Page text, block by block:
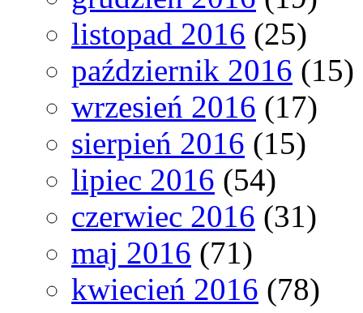
listopad 2016 (25)
październik 2016 (15)
wrzesień 2016 (17)
sierpień 2016 (15)
lipiec 2016 (54)
czerwiec 2016 (31)
maj 2016 (71)
kwiecień 2016 (78)